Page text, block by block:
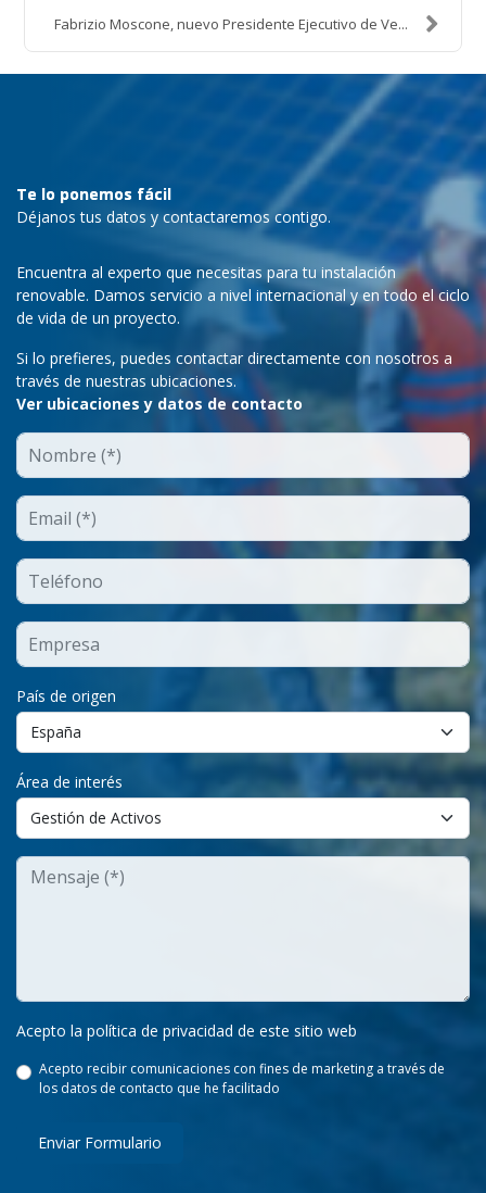
Fabrizio Moscone, nuevo Presidente Ejecutivo de Ve...
Te lo ponemos fácil
Déjanos tus datos y contactaremos contigo.
Encuentra al experto que necesitas para tu instalación
renovable. Damos servicio a nivel internacional y en todo el ciclo
de vida de un proyecto.
Si lo prefieres, puedes contactar directamente con nosotros a
través de nuestras ubicaciones.
Ver ubicaciones y datos de contacto
País de origen
Área de interés
Acepto la política de privacidad de este sitio web
Acepto recibir comunicaciones con fines de marketing a través de
los datos de contacto que he facilitado
Enviar Formulario